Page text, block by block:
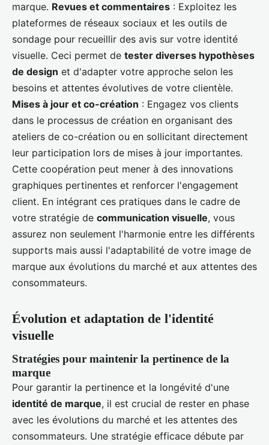
marque. Revues et commentaires : Exploitez les
plateformes de réseaux sociaux et les outils de
sondage pour recueillir des avis sur votre identité
visuelle. Ceci permet de tester diverses hypothèses
de design et d'adapter votre approche selon les
besoins et attentes évolutives de votre clientèle.
Mises à jour et co-création : Engagez vos clients
dans le processus de création en organisant des
ateliers de co-création ou en sollicitant directement
leur participation lors de mises à jour importantes.
Cette coopération peut mener à des innovations
graphiques pertinentes et renforcer l'engagement
client. En intégrant ces pratiques dans le cadre de
votre stratégie de communication visuelle, vous
assurez non seulement l'harmonie entre les différents
supports mais aussi l'adaptabilité de votre image de
marque aux évolutions du marché et aux attentes des
consommateurs.
Évolution et adaptation de l'identité
visuelle
Stratégies pour maintenir la pertinence de la
marque
Pour garantir la pertinence et la longévité d'une
identité de marque, il est crucial de rester en phase
avec les évolutions du marché et les attentes des
consommateurs. Une stratégie efficace débute par